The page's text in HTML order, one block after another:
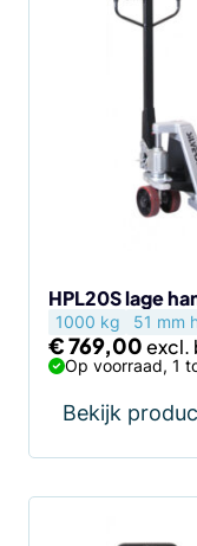
HPL20S lage
1000 kg 51 mm
€769,00
Op voorraad, 1
Bekijk